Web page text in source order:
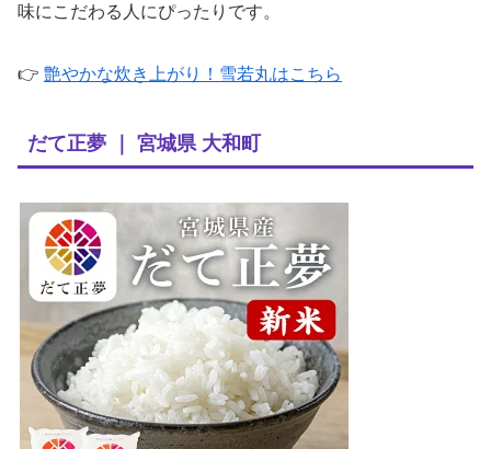
味にこだわる人にぴったりです。
👉 艶やかな炊き上がり！雪若丸はこちら
だて正夢 ｜ 宮城県 大和町